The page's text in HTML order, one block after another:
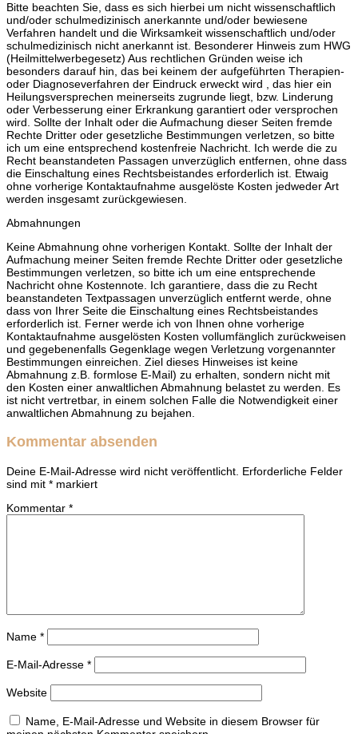
Bitte beachten Sie, dass es sich hierbei um nicht wissenschaftlich
und/oder schulmedizinisch anerkannte und/oder bewiesene
Verfahren handelt und die Wirksamkeit wissenschaftlich und/oder
schulmedizinisch nicht anerkannt ist. Besonderer Hinweis zum HWG
(Heilmittelwerbegesetz) Aus rechtlichen Gründen weise ich
besonders darauf hin, das bei keinem der aufgeführten Therapien-
oder Diagnoseverfahren der Eindruck erweckt wird , das hier ein
Heilungsversprechen meinerseits zugrunde liegt, bzw. Linderung
oder Verbesserung einer Erkrankung garantiert oder versprochen
wird. Sollte der Inhalt oder die Aufmachung dieser Seiten fremde
Rechte Dritter oder gesetzliche Bestimmungen verletzen, so bitte
ich um eine entsprechend kostenfreie Nachricht. Ich werde die zu
Recht beanstandeten Passagen unverzüglich entfernen, ohne dass
die Einschaltung eines Rechtsbeistandes erforderlich ist. Etwaig
ohne vorherige Kontaktaufnahme ausgelöste Kosten jedweder Art
werden insgesamt zurückgewiesen.
Abmahnungen
Keine Abmahnung ohne vorherigen Kontakt. Sollte der Inhalt der
Aufmachung meiner Seiten fremde Rechte Dritter oder gesetzliche
Bestimmungen verletzen, so bitte ich um eine entsprechende
Nachricht ohne Kostennote. Ich garantiere, dass die zu Recht
beanstandeten Textpassagen unverzüglich entfernt werde, ohne
dass von Ihrer Seite die Einschaltung eines Rechtsbeistandes
erforderlich ist. Ferner werde ich von Ihnen ohne vorherige
Kontaktaufnahme ausgelösten Kosten vollumfänglich zurückweisen
und gegebenenfalls Gegenklage wegen Verletzung vorgenannter
Bestimmungen einreichen. Ziel dieses Hinweises ist keine
Abmahnung z.B. formlose E-Mail) zu erhalten, sondern nicht mit
den Kosten einer anwaltlichen Abmahnung belastet zu werden. Es
ist nicht vertretbar, in einem solchen Falle die Notwendigkeit einer
anwaltlichen Abmahnung zu bejahen.
Kommentar absenden
Deine E-Mail-Adresse wird nicht veröffentlicht. Erforderliche Felder
sind mit * markiert
Kommentar *
Name *
E-Mail-Adresse *
Website
Name, E-Mail-Adresse und Website in diesem Browser für